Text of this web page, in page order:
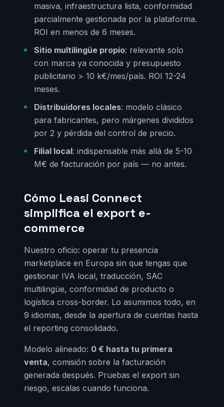
masiva, infraestructura lista, conformidad
parcialmente gestionada por la plataforma.
ROI en menos de 6 meses.
Sitio multilingüe propio: relevante solo
con marca ya conocida y presupuesto
publicitario > 10 k€/mes/país. ROI 12-24
meses.
Distribuidores locales: modelo clásico
para fabricantes, pero márgenes divididos
por 2 y pérdida del control de precio.
Filial local: indispensable más allá de 5-10
M€ de facturación por país — no antes.
Cómo Leasi Connect
simplifica el export e-
commerce
Nuestro oficio: operar tu presencia
marketplace en Europa sin que tengas que
gestionar IVA local, traducción, SAC
multilingüe, conformidad de producto o
logística cross-border. Lo asumimos todo, en
9 idiomas, desde la apertura de cuentas hasta
el reporting consolidado.
Modelo alineado: 0 € hasta tu primera
venta, comisión sobre la facturación
generada después. Pruebas el export sin
riesgo, escalas cuando funciona.